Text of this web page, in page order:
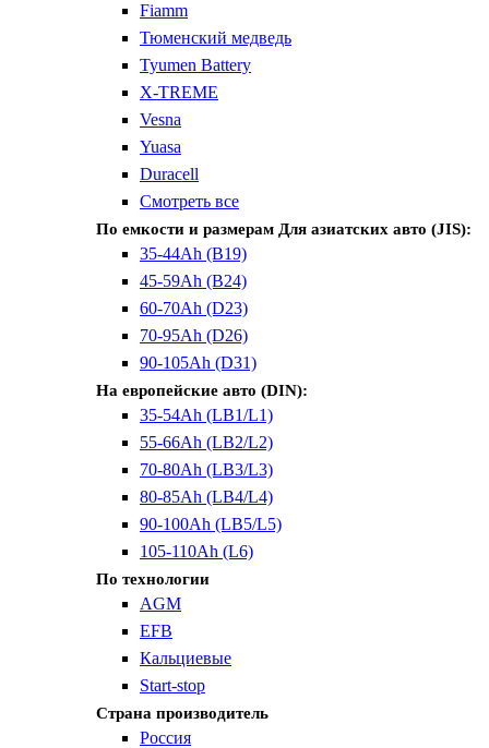
Fiamm
Тюменский медведь
Tyumen Battery
X-TREME
Vesna
Yuasa
Duracell
Смотреть все
По емкости и размерам Для азиатских авто (JIS):
35-44Ah (B19)
45-59Ah (B24)
60-70Ah (D23)
70-95Ah (D26)
90-105Ah (D31)
На европейские авто (DIN):
35-54Ah (LB1/L1)
55-66Ah (LB2/L2)
70-80Ah (LB3/L3)
80-85Ah (LB4/L4)
90-100Ah (LB5/L5)
105-110Ah (L6)
По технологии
AGM
EFB
Кальциевые
Start-stop
Страна производитель
Россия